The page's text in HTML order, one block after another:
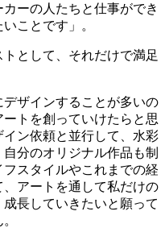
ーの人たちと仕事ができ
ことです」。
として、それだけで満足
デザインすることが多いの
トを創っていけたらと思
ン依頼と並行して、水彩
分のオリジナル作品も制
スタイルやこれまでの経
アートを通して私だけの
長していきたいと願って